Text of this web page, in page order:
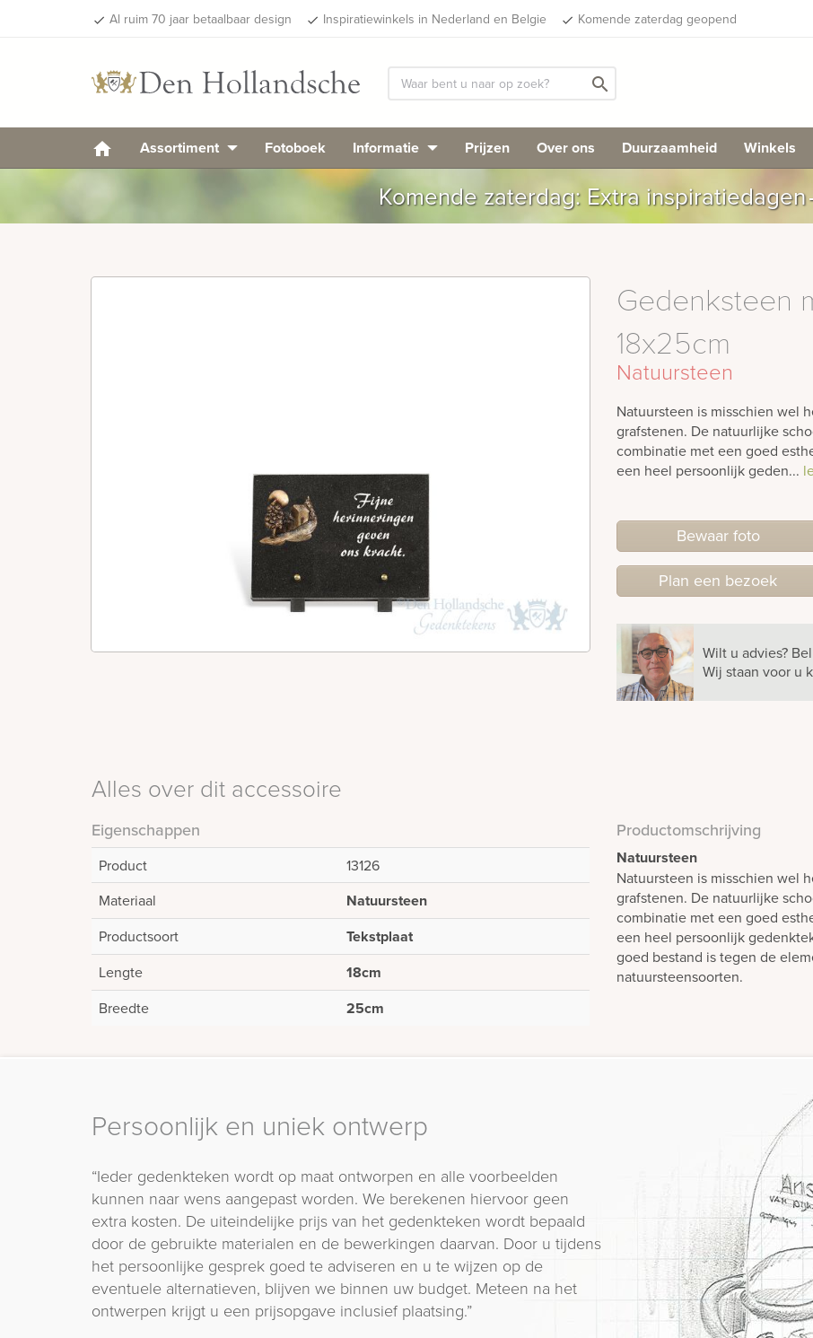
done Al ruim 70 jaar betaalbaar design done Inspiratiewinkels in Nederland en Belgie done Komende zaterdag geopend
search
Assortiment Fotoboek Informatie Prijzen Over ons Duurzaamheid Winkels
Komende zaterdag: Extra inspiratiedagen
Gedenksteen
18x25cm
Natuursteen
Natuursteen is misschien wel
grafstenen. De natuurlijke
combinatie met een goed
een heel persoonlijk geden...
Bewaar foto
Plan een bezoek
Wilt u advies?
Wij staan voor u
Alles over dit accessoire
Eigenschappen
Product
13126
Materiaal
Natuursteen
Productsoort Tekstplaat
Lengte 18cm
Breedte 25cm
Productomschrijving
Natuursteen
Natuursteen is misschien wel
grafstenen. De natuurlijke
combinatie met een goed
een heel persoonlijk
goed bestand is tegen de
natuursteensoorten.
Persoonlijk en uniek ontwerp
“Ieder gedenkteken wordt op maat ontworpen en alle voorbeelden
kunnen naar wens aangepast worden. We berekenen hiervoor geen
extra kosten. De uiteindelijke prijs van het gedenkteken wordt bepaald
door de gebruikte materialen en de bewerkingen daarvan. Door u tijdens
het persoonlijke gesprek goed te adviseren en u te wijzen op de
eventuele alternatieven, blijven we binnen uw budget. Meteen na het
ontwerpen krijgt u een prijsopgave inclusief plaatsing.”